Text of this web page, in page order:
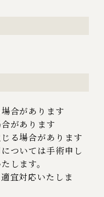
合があります
があります
る場合があります
ついては手術申し
します。
宜対応いたしま